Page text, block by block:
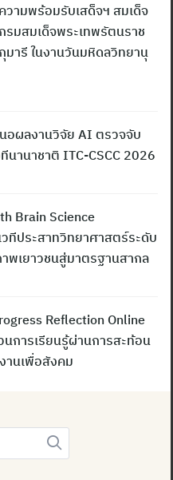
วามพร้อมรับเสด็จฯ สมเด็จ
รมสมเด็จพระเทพรัตนราช
มารี ในงานวันมหิดลวิทยานุ
อผลงานวิจัย AI ตรวจจับ
นานาชาติ ITC-CSCC 2026
Brain Science
ทีประสาทวิทยาศาสตร์ระดับ
พเยาวชนสู่มาตรฐานสากล
Reflection Online
นการเรียนรู้ผ่านการสะท้อน
านเพื่อสังคม